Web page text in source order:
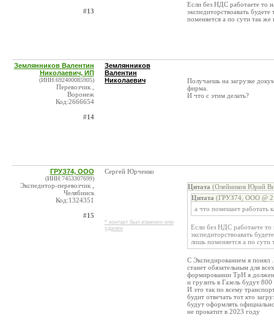
#13
Если без НДС работаете то
экспедиторствоавать
поменяется а по сути так же
Землянников Валентин
Николаевич, ИП
(ИНН:692400085905)
Перевозчик ,
Воронеж
Код:2666654
#14
Землянников
Валентин
Николаевич
Получаешь на загрузке
фирма.
И что с этим делать?
ГРУЗ74, ООО
(ИНН:7453307699)
Экспедитор-перевозчик ,
Челябинск
Код:1324351
#15
Сергей Юрченко
* контакт был изменен или
удален
Цитата (Олейников Юрий
Цитата (ГРУЗ74, ООО @
а что помешает работать
Если без НДС работаете то
экспедиторствоавать
лишь поменяется а по сути
С Экспедированием я
станет обязательным для
формировании ТрН я должен
и грузить в Газель будут
И это так по всему
будит отвечать тот кто
будут оформлять
не прокатит в 2023 году